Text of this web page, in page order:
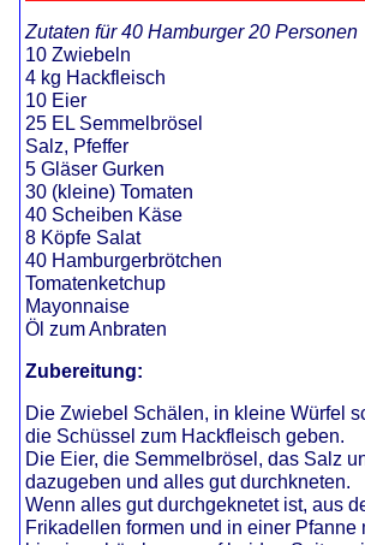
Zutaten für 40 Hamburger 20 Personen
10 Zwiebeln
4 kg Hackfleisch
10 Eier
25 EL Semmelbrösel
Salz, Pfeffer
5 Gläser Gurken
30 (kleine) Tomaten
40 Scheiben Käse
8 Köpfe Salat
40 Hamburgerbrötchen
Tomatenketchup
Mayonnaise
Öl zum Anbraten
Zubereitung:
Die Zwiebel Schälen, in kleine Würfel
die Schüssel zum Hackfleisch geben.
Die Eier, die Semmelbrösel, das Salz
dazugeben und alles gut durchkneten.
Wenn alles gut durchgeknetet ist, aus
Frikadellen formen und in einer Pfanne